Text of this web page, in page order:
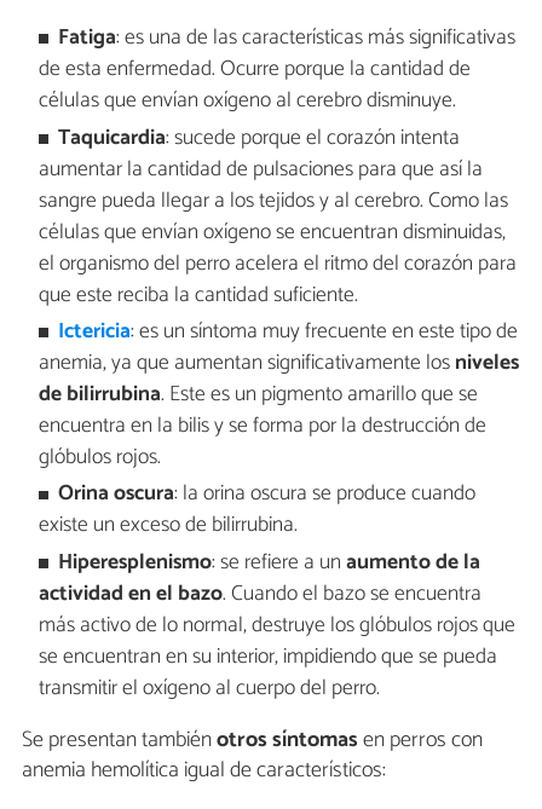
Fatiga: es una de las características más significativas
de esta enfermedad. Ocurre porque la cantidad de
células que envían oxígeno al cerebro disminuye.
Taquicardia: sucede porque el corazón intenta
aumentar la cantidad de pulsaciones para que así la
sangre pueda llegar a los tejidos y al cerebro. Como las
células que envían oxígeno se encuentran disminuidas,
el organismo del perro acelera el ritmo del corazón para
que este reciba la cantidad suficiente.
Ictericia: es un síntoma muy frecuente en este tipo de
anemia, ya que aumentan significativamente losniveles
debilirrubina. Este es un pigmento amarillo que se
encuentra en la bilis y se forma por la destrucción de
glóbulos rojos.
Orina oscura: la orina oscura se produce cuando
existe un exceso de bilirrubina.
Hiperesplenismo: se refiere a unaumento de la
actividad en el bazo. Cuando el bazo se encuentra
más activo de lo normal, destruye los glóbulos rojos que
se encuentran en su interior, impidiendo que se pueda
transmitir el oxígeno al cuerpo del perro.
Se presentan tambiénotros síntomasen perros con
anemia hemolítica igual de característicos: